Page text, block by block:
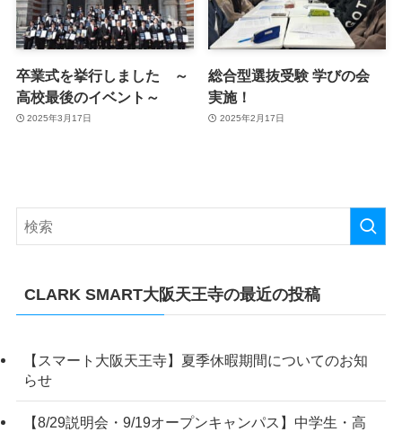
卒業式を挙行しました ～
高校最後のイベント～
2025年3月17日
総合型選抜受験 学びの会
実施！
2025年2月17日
CLARK SMART大阪天王寺の最近の投稿
【スマート大阪天王寺】夏季休暇期間についてのお知
らせ
【8/29説明会・9/19オープンキャンパス】中学生・高